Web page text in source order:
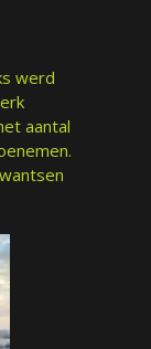
werd
aantal